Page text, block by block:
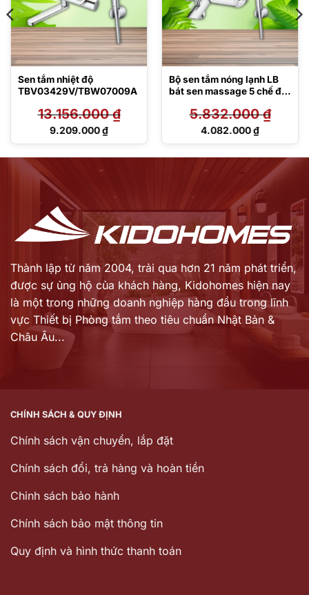
Sen tắm nhiệt độ
TBV03429V/TBW07009A
13.156.000₫
Giá
9.209.000₫
Giá
Bộ sen tắm nóng lạnh LB
bát sen massage 5 chế độ
5.832.000₫
Giá
5.832.000 ₫.
4.082.000₫
Giá
4.082.000 ₫.
Thành lập từ năm 2004, trải qua hơn 21 năm phát triển,
được sự ủng hộ của khách hàng, Kidohomes hiện nay
là một trong những doanh nghiệp hàng đầu trong lĩnh
vực Thiết bị Phòng tắm theo tiêu chuẩn Nhật Bản &
Châu Âu...
CHÍNH SÁCH & QUY ĐỊNH
Chính sách vận chuyển, lắp đặt
Chính sách đổi, trả hàng và hoàn tiền
Chinh sách bảo hành
Chính sách bảo mật thông tin
Quy định và hình thức thanh toán